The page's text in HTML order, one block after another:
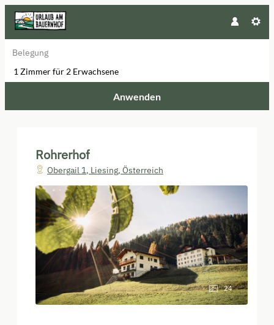
Belegung
1 Zimmerfür 2 Erwachsene
Anwenden
Rohrerhof
Obergail 1, Liesing, Österreich
24